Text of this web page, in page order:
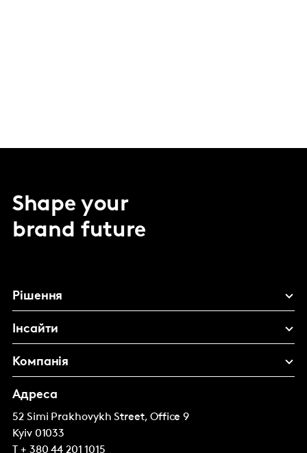
Shape your
brand future
Рішення
Інсайти
Компанія
Адреса
52 Simi Prakhovykh Street, Office 9
Kyiv 01033
+ 380 44 201 1015